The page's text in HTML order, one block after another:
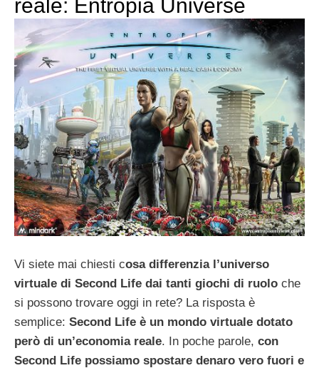
reale: Entropia Universe
Vi siete mai chiesti cosa differenzia l’universo
virtuale di Second Life dai tanti giochi di ruolo che
si possono trovare oggi in rete? La risposta è
semplice: Second Life è un mondo virtuale dotato
però di un’economia reale. In poche parole, con
Second Life possiamo spostare denaro vero fuori e